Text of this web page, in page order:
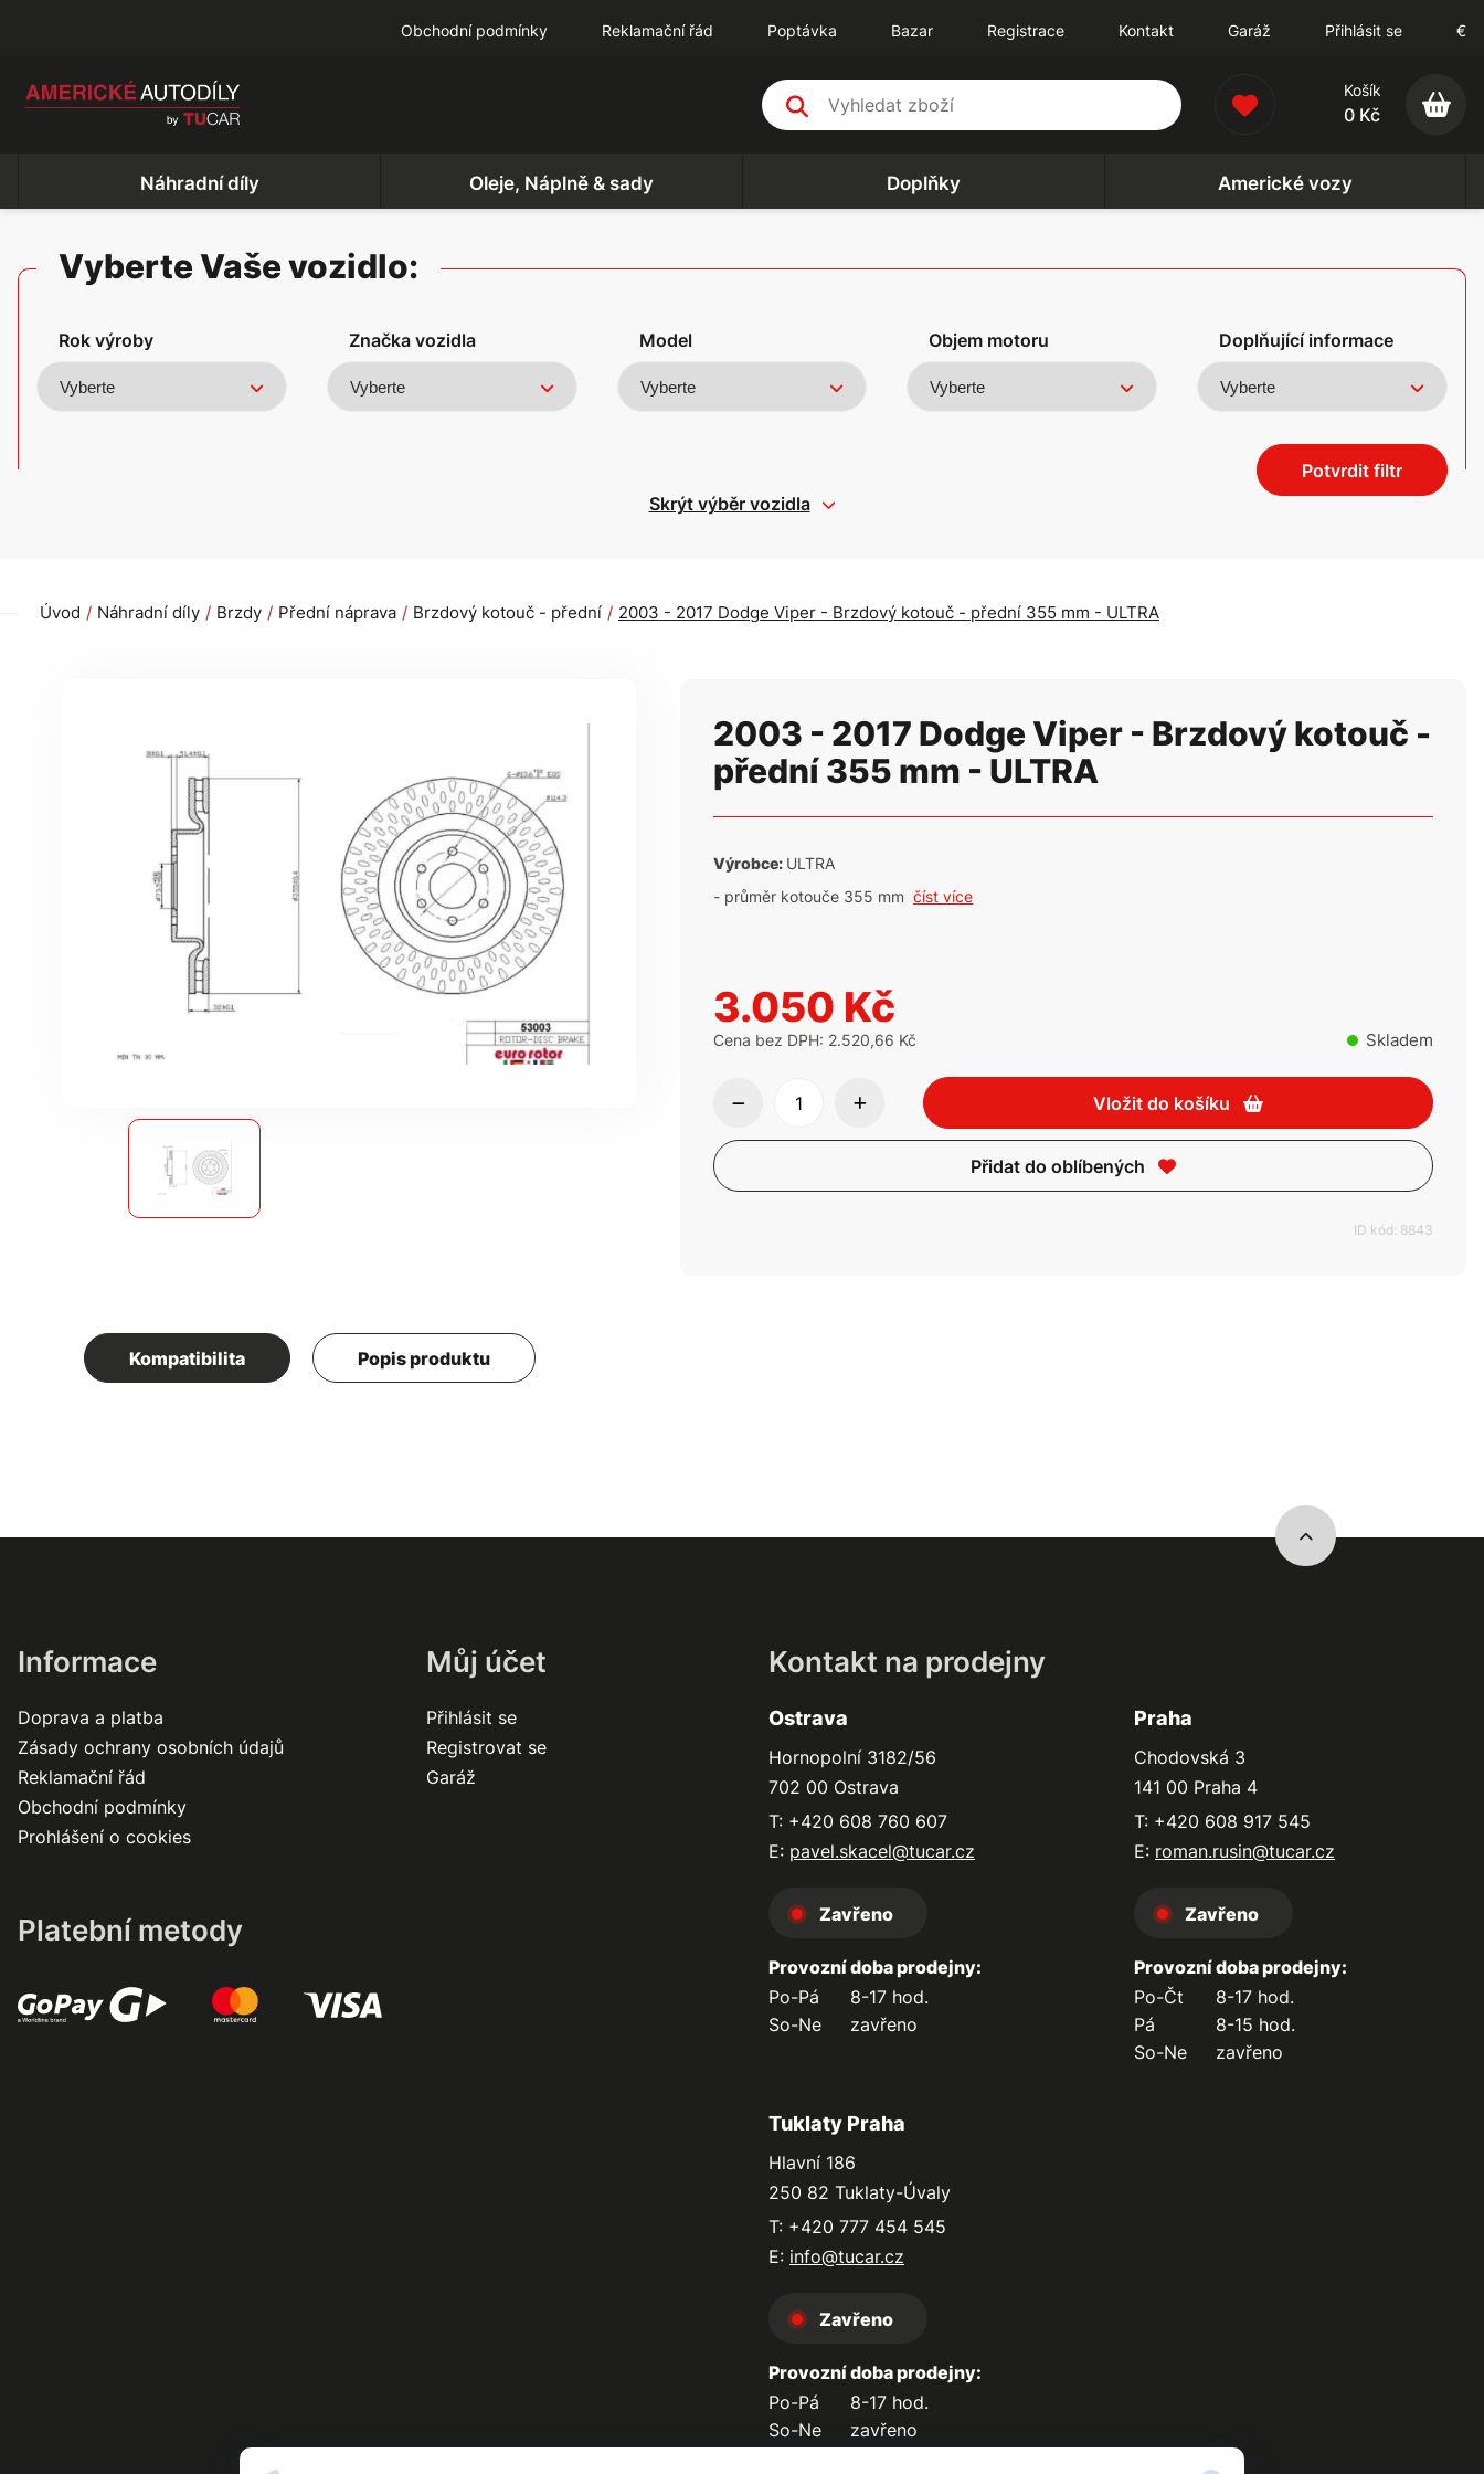
Obchodní podmínky Reklamační řád Poptávka Bazar Registrace Kontakt Garáž Přihlásit se €
Košík
0 Kč
Náhradní díly Oleje, Náplně & sady Doplňky Americké vozy
Vyberte Vaše vozidlo:
Rok výroby Značka vozidla Model Objem motoru Doplňující informace
Potvrdit filtr
Skrýt výběr vozidla
Úvod Náhradní díly Brzdy Přední náprava Brzdový kotouč - přední 2003 - 2017 Dodge Viper - Brzdový kotouč - přední 355 mm - ULTRA
2003 - 2017 Dodge Viper - Brzdový kotouč -
přední 355 mm - ULTRA
Výrobce: ULTRA
- průměr kotouče 355 mm číst více
3.050 Kč
Cena bez DPH: 2.520,66 Kč Skladem
Vložit do košíku
Přidat do oblíbených
ID kód: 8843
Kompatibilita Popis produktu
Informace
Doprava a platba
Zásady ochrany osobních údajů
Reklamační řád
Obchodní podmínky
Prohlášení o cookies
Platební metody
Můj účet
Přihlásit se
Registrovat se
Garáž
Kontakt na prodejny
Ostrava
Hornopolní 3182/56
702 00 Ostrava
T: +420 608 760 607
E: pavel.skacel@tucar.cz
Zavřeno
Provozní doba prodejny:
Po-Pá
8-17 hod.
So-Ne
zavřeno
Praha
Chodovská 3
141 00 Praha 4
T: +420 608 917 545
E: roman.rusin@tucar.cz
Zavřeno
Provozní doba prodejny:
Po-Čt
8-17 hod.
Pá
8-15 hod.
So-Ne
zavřeno
Tuklaty Praha
Hlavní 186
250 82 Tuklaty-Úvaly
T: +420 777 454 545
E: info@tucar.cz
Zavřeno
Provozní doba prodejny:
Po-Pá
8-17 hod.
So-Ne
zavřeno